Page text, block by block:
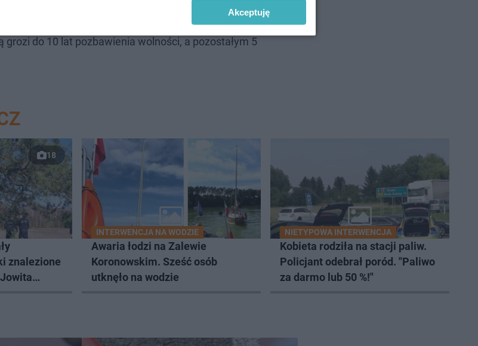
do 10 lat pozbawienia wolności, a pozostałym 5
18
znalezione
INTERWENCJA NA WODZIE
Awaria łodzi na Zalewie
Koronowskim. Sześć osób
utknęło na wodzie
NIETYPOWA INTERWENCJA
Kobieta rodziła na stacji paliw.
Policjant odebrał poród. "Paliwo
za darmo lub 50 %!"
Akceptuję